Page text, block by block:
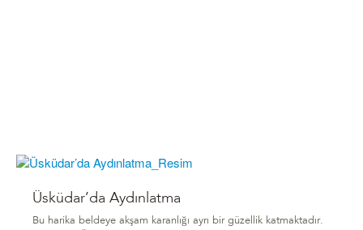
Üsküdar’da Aydınlatma
Bu harika beldeye akşam karanlığı ayrı bir güzellik katmaktadır.